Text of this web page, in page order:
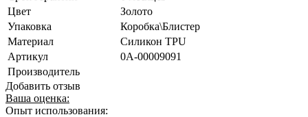
Цвет
Золото
Упаковка
Коробка\Блистер
Материал
Силикон TPU
Артикул
0А-00009091
Производитель
Добавить отзыв
Ваша оценка:
Опыт использования: